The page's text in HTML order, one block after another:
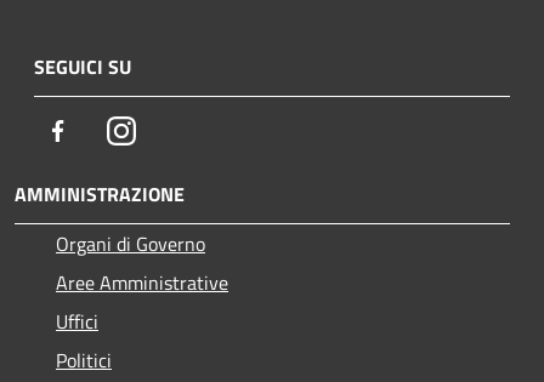
SEGUICI SU
FacebookInstagram
AMMINISTRAZIONE
Organi di Governo
Aree Amministrative
Uffici
Politici